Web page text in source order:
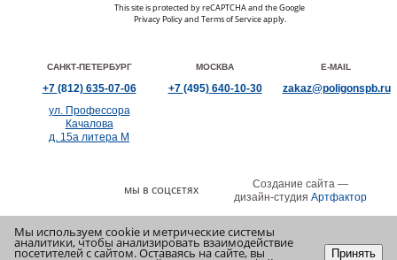
This site is protected by reCAPTCHA and the Google
Privacy Policyand Terms of Serviceapply.
САНКТ-ПЕТЕРБУРГ
+7 (812)635-07-06
ул. Профессора
Качалова
д. 15а литера М
МОСКВА
+7 (495)640-10-30
E-MAIL
zakaz@poligonspb.ru
МЫ В СОЦСЕТЯХ
Создание сайта —
дизайн-студия Артфактор
Мы используем cookie и метрические системы
аналитики, чтобы анализировать взаимодействие
посетителей с сайтом. Оставаясь на сайте, вы Принять